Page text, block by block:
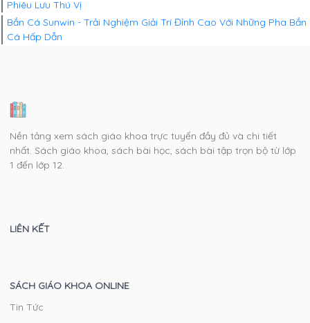
Phiêu Lưu Thú Vị
Bắn Cá Sunwin - Trải Nghiệm Giải Trí Đỉnh Cao Với Những Pha Bắn
Cá Hấp Dẫn
Nền tảng xem sách giáo khoa trực tuyến đầy đủ và chi tiết
nhất. Sách giáo khoa, sách bài học, sách bài tập trọn bộ từ lớp
1 đến lớp 12.
LIÊN KẾT
SÁCH GIÁO KHOA ONLINE
Tin Tức